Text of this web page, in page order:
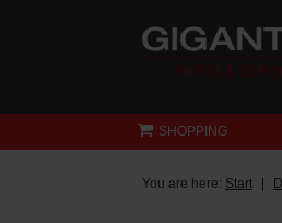
SHOPPING
You are here: Start